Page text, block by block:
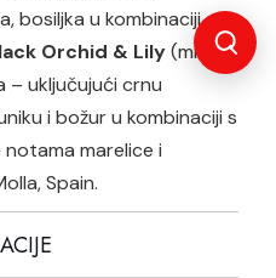
bosiljka u kombinaciji s
Orchid & Lily(miris
–uključujući crnu
i božuru kombinaciji s
marelice i
Spain.